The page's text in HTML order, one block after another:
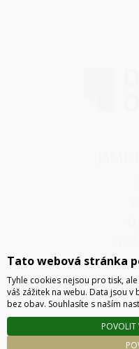
Thámova
Tato webová stránka
Tyhle cookies nejsou pro tisk,
váš zážitek na webu. Data jsou
bez obav. Souhlasíte s naším